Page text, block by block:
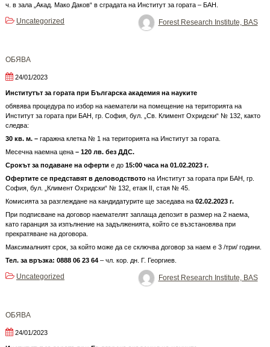
ч. в зала „Акад. Мако Даков“ в сградата на Институт за гората – БАН.
Forest Research Institute, BAS
Uncategorized
OБЯВА
24/01/2023
Институтът за гората при Българска академия на науките
обявява процедура по избор на наематели на помещение на територията на
Институт за гората при БАН, гр. София, бул. „Св. Климент Охридски“ № 132, както
следва:
30 кв. м. – гаражна клетка № 1 на територията на Институт за гората.
Месечна наемна цена – 120 лв. без ДДС.
Срокът за подаване на оферти е до 15:00 часа на01.02.2023г.
Офертите се представят в деловодството на Институт за гората при БАН, гр.
София, бул. „Климент Охридски“ № 132, етаж II, стая № 45.
Комисията за разглеждане на кандидатурите ще заседава на 02.02.2023 г.
При подписване на договор наемателят заплаща депозит в размер на 2 наема,
като гаранция за изпълнение на задълженията, който се възстановява при
прекратяване на договора.
Максималният срок, за който може да се сключва договор за наем е 3 /три/ години.
Тел. за връзка: 0888 06 23 64 – чл. кор. дн. Г. Георгиев.
Forest Research Institute, BAS
Uncategorized
OБЯВА
24/01/2023